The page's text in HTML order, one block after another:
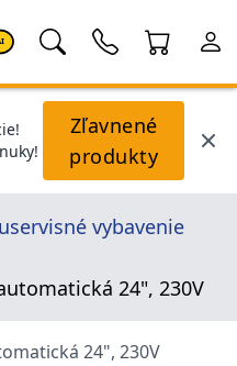
Zľavnené
produkty
vybavenie
24", 230V